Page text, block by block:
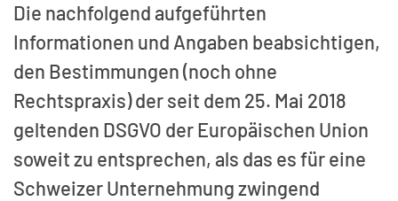
Die nachfolgend aufgeführten
Informationen und Angaben beabsichtigen,
den Bestimmungen (noch ohne
Rechtspraxis) der seit dem 25. Mai 2018
geltenden DSGVO der Europäischen Union
soweit zu entsprechen, als das es für eine
Schweizer Unternehmung zwingend